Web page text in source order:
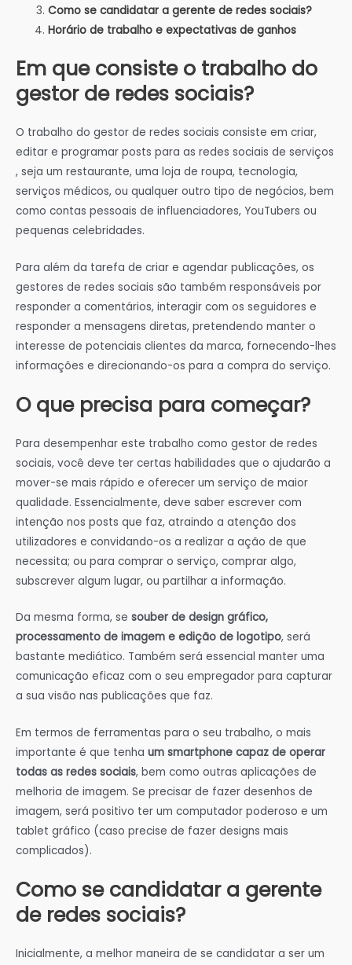
Como se candidatar a gerente de redes sociais?
Horário de trabalho e expectativas de ganhos
Em que consiste o trabalho do
gestor de redes sociais?
O trabalho do gestor de redes sociais consiste em criar,
editar e programar posts para as redes sociais de serviços
, seja um restaurante, uma loja de roupa, tecnologia,
serviços médicos, ou qualquer outro tipo de negócios, bem
como contas pessoais de influenciadores, YouTubers ou
pequenas celebridades.
Para além da tarefa de criar e agendar publicações, os
gestores de redes sociais são também responsáveis por
responder a comentários, interagir com os seguidores e
responder a mensagens diretas, pretendendo manter o
interesse de potenciais clientes da marca, fornecendo-lhes
informações e direcionando-os para a compra do serviço.
O que precisa para começar?
Para desempenhar este trabalho como gestor de redes
sociais, você deve ter certas habilidades que o ajudarão a
mover-se mais rápido e oferecer um serviço de maior
qualidade. Essencialmente, deve saber escrever com
intenção nos posts que faz, atraindo a atenção dos
utilizadores e convidando-os a realizar a ação de que
necessita; ou para comprar o serviço, comprar algo,
subscrever algum lugar, ou partilhar a informação.
Da mesma forma, se souber de design gráfico,
processamento de imagem e edição de logotipo, será
bastante mediático. Também será essencial manter uma
comunicação eficaz com o seu empregador para capturar
a sua visão nas publicações que faz.
Em termos de ferramentas para o seu trabalho, o mais
importante é que tenha um smartphone capaz de operar
todas as redes sociais, bem como outras aplicações de
melhoria de imagem. Se precisar de fazer desenhos de
imagem, será positivo ter um computador poderoso e um
tablet gráfico (caso precise de fazer designs mais
complicados).
Como se candidatar a gerente
de redes sociais?
Inicialmente, a melhor maneira de se candidatar a ser um